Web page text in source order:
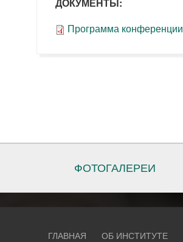
Программа конференции
ФОТОГАЛЕРЕИ
ГЛАВНАЯ ОБ ИНСТИТУТЕ